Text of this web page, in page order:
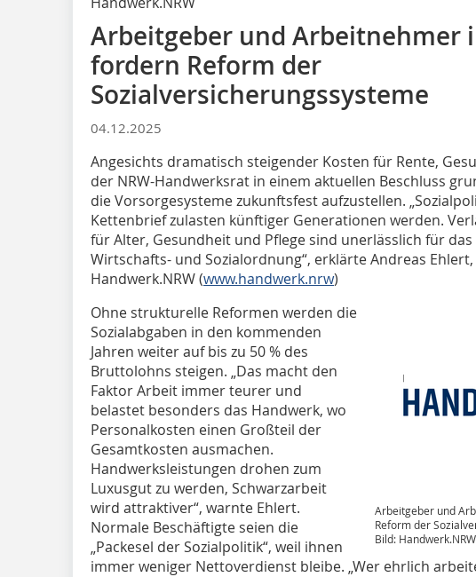
Arbeitgeber und Arbeitnehmer
fordern Reform der
Sozialversicherungssysteme
04.12.2025
Angesichts dramatisch steigender Kosten für Rente,
der NRW-Handwerksrat in einem aktuellen Beschluss
die Vorsorgesysteme zukunftsfest aufzustellen.
Kettenbrief zulasten künftiger Generationen werden.
für Alter, Gesundheit und Pflege sind unerlässlich für
Wirtschafts- und Sozialordnung“, erklärte Andreas
Handwerk.NRW (www.handwerk.nrw)
Arbeitgeber und
Reform der
Bild: Handwerk.NRW
Ohne strukturelle Reformen werden die
Sozialabgaben in den kommenden
Jahren weiter auf bis zu 50 % des
Bruttolohns steigen. „Das macht den
Faktor Arbeit immer teurer und
belastet besonders das Handwerk, wo
Personalkosten einen Großteil der
Gesamtkosten ausmachen.
Handwerksleistungen drohen zum
Luxusgut zu werden, Schwarzarbeit
wird attraktiver“, warnte Ehlert.
Normale Beschäftigte seien die
„Packesel der Sozialpolitik“, weil ihnen
immer weniger Nettoverdienst bleibe. „Wer ehrlich